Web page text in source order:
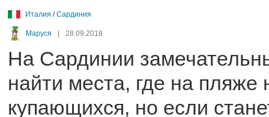
Италия /Сардиния
Маруся 28.09.2018
На Сардинии
найти места, где на пляже
купающихся, но если